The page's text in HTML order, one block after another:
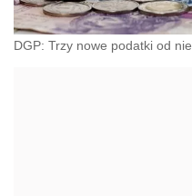
DGP: Trzy nowe podatki od